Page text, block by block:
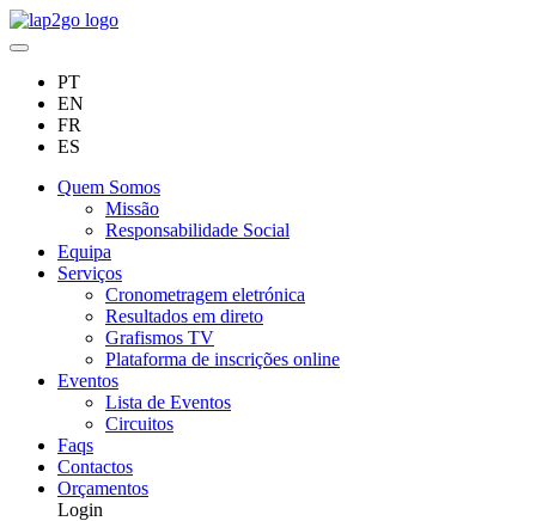
PT
EN
FR
ES
Quem Somos
Missão
Responsabilidade Social
Equipa
Serviços
Cronometragem eletrónica
Resultados em direto
Grafismos TV
Plataforma de inscrições online
Eventos
Lista de Eventos
Circuitos
Faqs
Contactos
Orçamentos
Login